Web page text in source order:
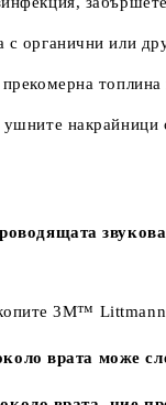
с органични или
топлина
накрайници
3M™
врата може